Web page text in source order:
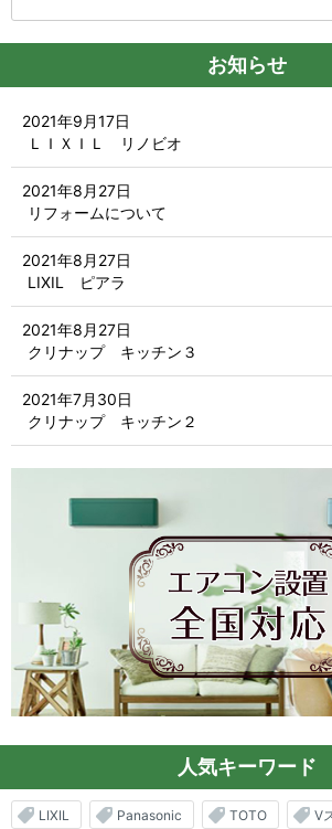
お知らせ
ＬＩＸＩＬ リノビオ
2021年9月17日
リフォームについて
2021年8月27日
LIXIL ピアラ
2021年8月27日
クリナップ キッチン３
2021年8月27日
クリナップ キッチン２
2021年7月30日
人気キーワード
LIXIL Panasonic TOTO
V